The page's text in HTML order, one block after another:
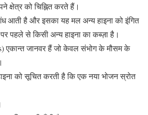
क्षेत्र को चिह्नित करते हैं।
आती है और इसका यह मल अन्य हाइना को इंगित
पहले से किसी अन्य हाइना का कब्ज़ा है।
एकान्त जानवर हैं जो केवल संभोग के मौसम के
को सूचित करती है कि एक नया भोजन स्रोत